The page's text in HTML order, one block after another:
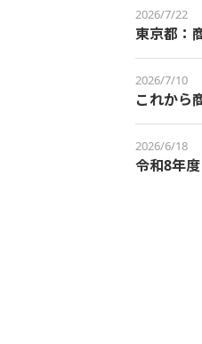
2026/7/22
東京都：
2026/7/10
これから
2026/6/18
令和8年